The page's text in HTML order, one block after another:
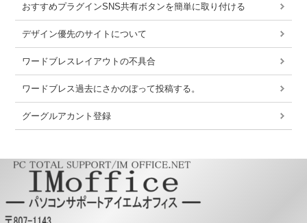
おすすめプラグインSNS共有ボタンを簡単に取り付ける
デザイン優先のサイトについて
ワードブレスレイアウトの不具合
ワードブレス過去にさかのぼって投稿する。
グーグルアカント登録